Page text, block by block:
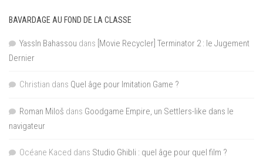
BAVARDAGE AU FOND DE LA CLASSE
YassIn Bahassou dans [Movie Recycler] Terminator 2 : le Jugement
Dernier
Christian dans Quel âge pour Imitation Game ?
Roman Miloš dans Goodgame Empire, un Settlers-like dans le
navigateur
Océane Kaced dans Studio Ghibli : quel âge pour quel film ?